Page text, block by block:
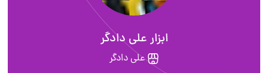
ابزار علی دادگر
علی دادگر